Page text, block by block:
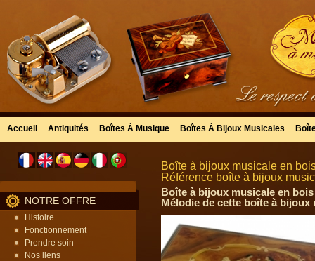
Accueil Antiquités Boîtes À Musique Boîtes À Bijoux Musicales
NOTRE OFFRE
Histoire
Fonctionnement
Prendre soin
Nos liens
Boîte à bijoux musicale en
Référence boîte à bijoux
Boîte à bijoux musicale en
Mélodie de cette boîte à bijoux